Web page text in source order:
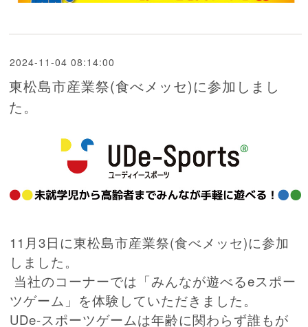
2024-11-04 08:14:00
東松島市産業祭(食べメッセ)に参加しまし
た。
11月3日に東松島市産業祭(食べメッセ)に参加
しました。
当社のコーナーでは「みんなが遊べるeスポー
ツゲーム」を体験していただきました。
UDe-スポーツゲームは年齢に関わらず誰もが